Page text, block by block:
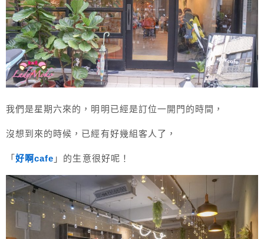
我們是星期六來的，明明已經是訂位一開門的時間，
沒想到來的時候，已經有好幾組客人了，
「好啊cafe 」的生意很好呢！